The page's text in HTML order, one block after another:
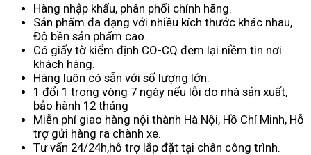
Hàng nhập khẩu, phân phối chính hãng.
Sản phẩm đa dạng với nhiều kích thước khác nhau,
Độ bền sản phẩm cao.
Có giấy tờ kiểm định CO-CQ đem lại niềm tin nơi
khách hàng.
Hàng luôn có sẵn với số lượng lớn.
1 đổi 1 trong vòng 7 ngày nếu lỗi do nhà sản xuất,
bảo hành 12 tháng
Miễn phí giao hàng nội thành Hà Nội, Hồ Chí Minh, Hỗ
trợ gửi hàng ra chành xe.
Tư vấn 24/24h,hỗ trợ lắp đặt tại chân công trình.